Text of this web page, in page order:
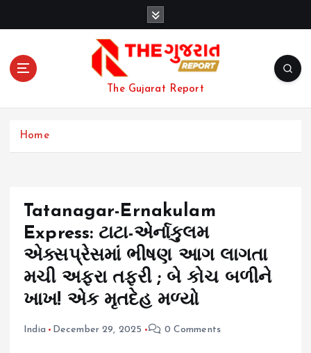
The Gujarat Report
Home
Tatanagar-Ernakulam
Express: ટાટા-એર્નાકુલમ
એક્સપ્રેસમાં ભીષણ આગ લાગતા
મચી અફરા તફરી ; બે કોચ બળીને
ખાખ! એક મૃતદેહ મળ્યો
India December 29, 2025 0 Comments